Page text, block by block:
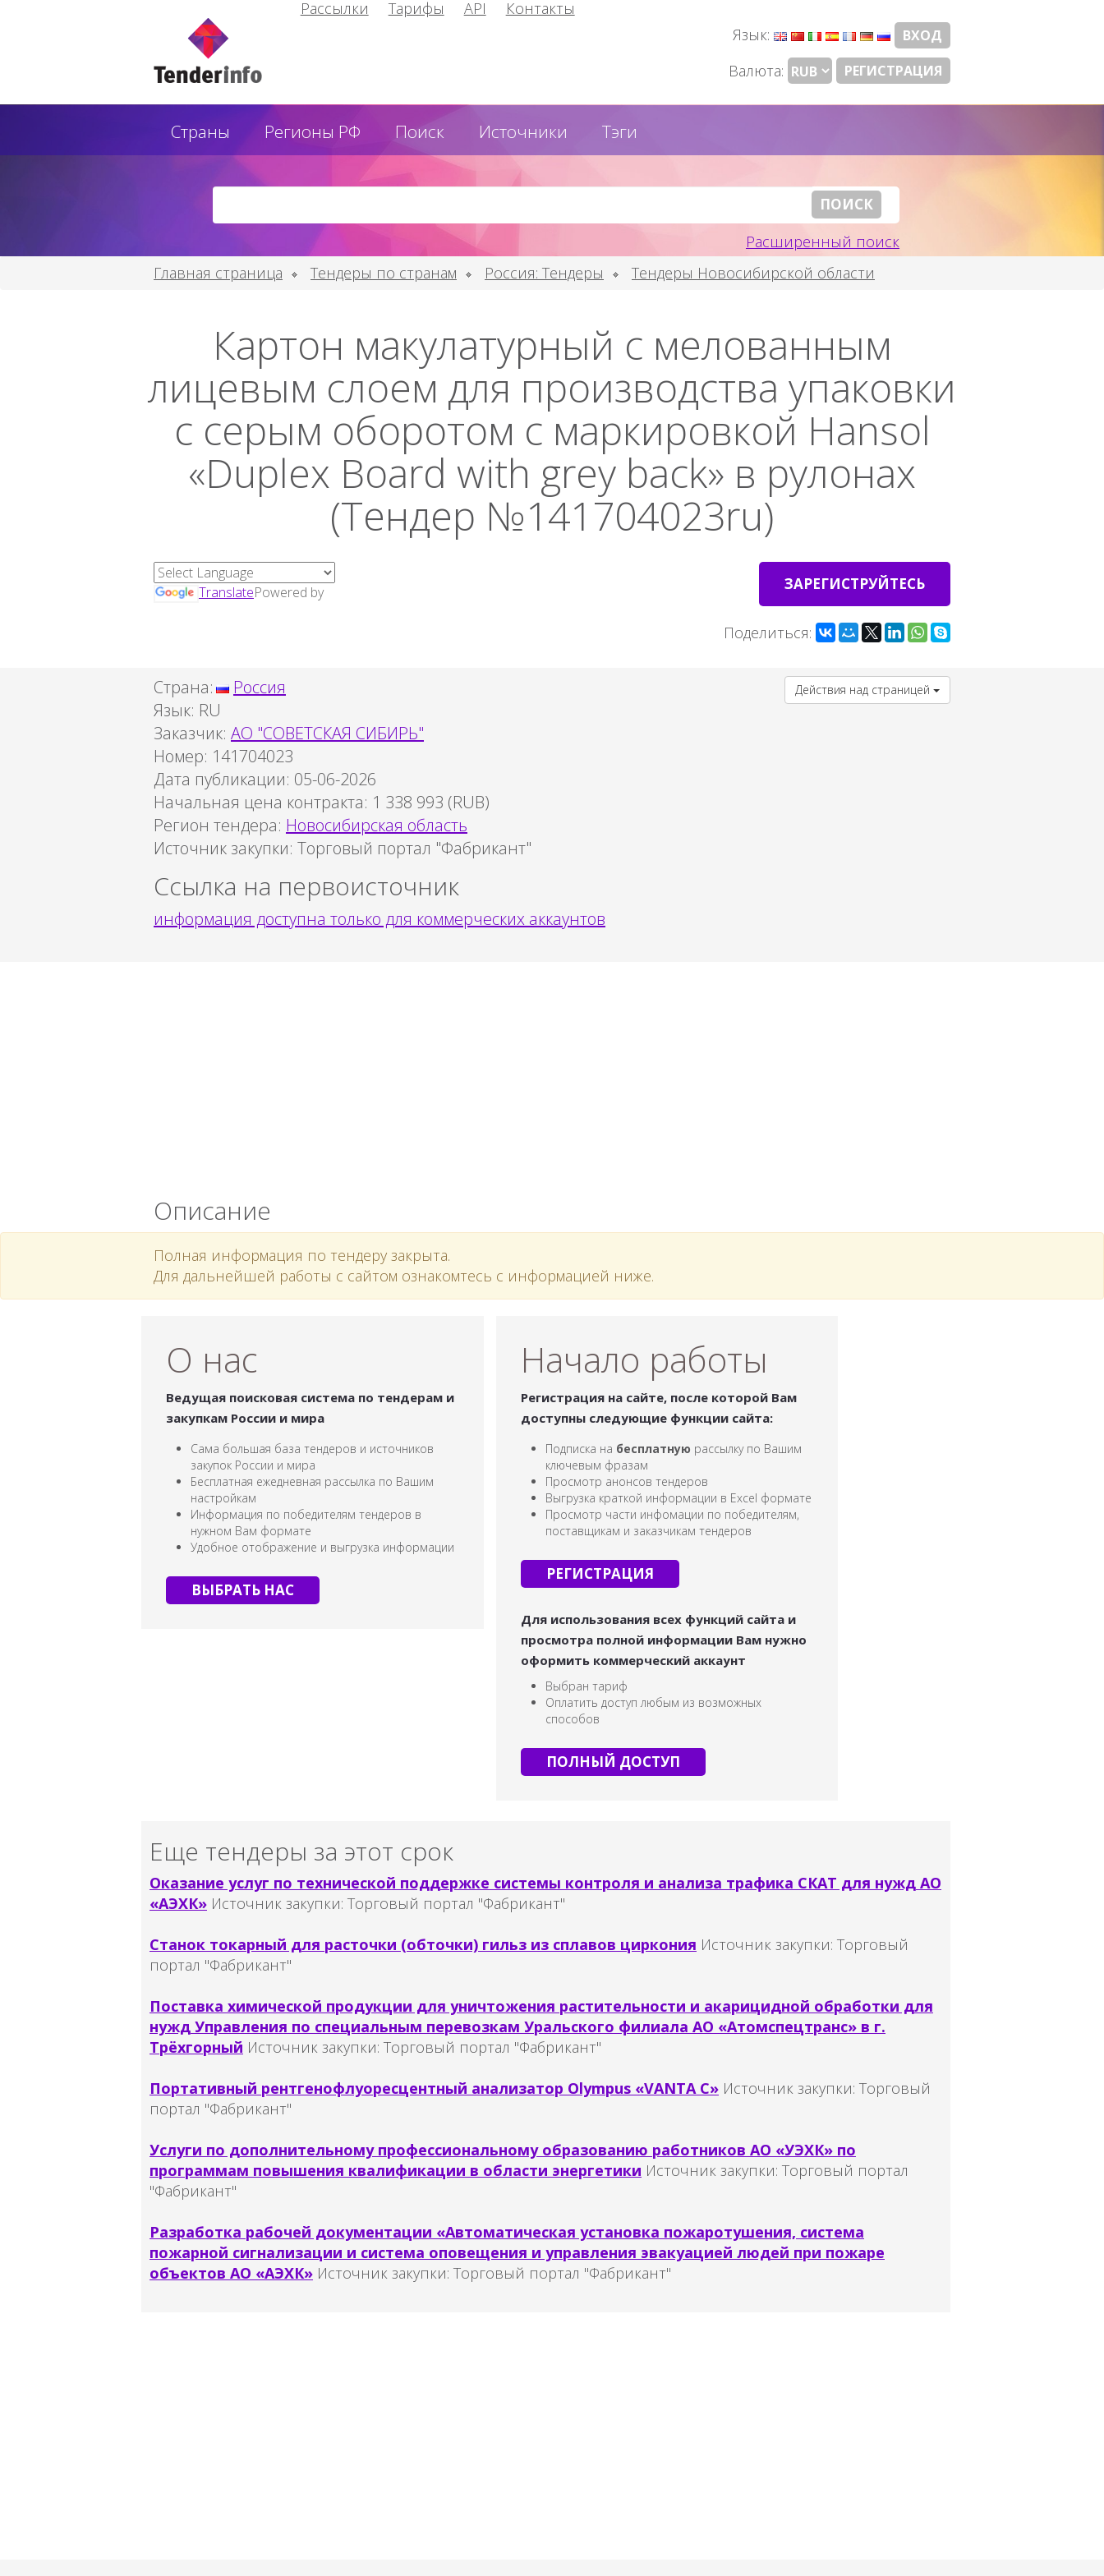
Рассылки Тарифы API
Контакты
Язык:
ВХОД
Валюта: РЕГИСТРАЦИЯ
Страны Регионы РФ Поиск Источники Тэги
Расширенный поиск
Главная страница
Тендеры по странам Россия: Тендеры Тендеры Новосибирской области
Картон макулатурный с мелованным
лицевым слоем для производства упаковки
с серым оборотом с маркировкой Hansol
«Duplex Board with grey back» в рулонах
(Тендер №141704023ru)
Powered by
Translate ЗАРЕГИСТРУЙТЕСЬ
Поделиться:
Страна:
Россия
Язык: RU
Заказчик: АО "СОВЕТСКАЯ СИБИРЬ"
Номер: 141704023
Дата публикации: 05-06-2026
Начальная цена контракта: 1 338 993 (RUB)
Регион тендера: Новосибирская область
Источник закупки: Торговый портал "Фабрикант"
Действия над страницей
Ссылка на первоисточник
информация доступна только для коммерческих аккаунтов
Описание
Полная информация по тендеру закрыта.
Для дальнейшей работы с сайтом ознакомтесь с информацией ниже.
О нас
Ведущая поисковая система по тендерам и
закупкам России и мира
Сама большая база тендеров и источников
закупок России и мира
Бесплатная ежедневная рассылка по Вашим
настройкам
Информация по победителям тендеров в
нужном Вам формате
Удобное отображение и выгрузка информации
ВЫБРАТЬ НАС
Начало работы
Регистрация на сайте, после которой Вам
доступны следующие функции сайта:
Подписка на бесплатную рассылку по Вашим
ключевым фразам
Просмотр анонсов тендеров
Выгрузка краткой информации в Excel формате
Просмотр части инфомации по победителям,
поставщикам и заказчикам тендеров
РЕГИСТРАЦИЯ
Для использования всех функций сайта и
просмотра полной информации Вам нужно
оформить коммерческий аккаунт
Выбран тариф
Оплатить доступ любым из возможных
способов
ПОЛНЫЙ ДОСТУП
Еще тендеры за этот срок
Оказание услуг по технической поддержке системы контроля и анализа трафика СКАТ для нужд АО
«АЭХК» Источник закупки: Торговый портал "Фабрикант"
Станок токарный для расточки (обточки) гильз из сплавов циркония Источник закупки: Торговый
портал "Фабрикант"
Поставка химической продукции для уничтожения растительности и акарицидной обработки для
нужд Управления по специальным перевозкам Уральского филиала АО «Атомспецтранс» в г.
Трёхгорный Источник закупки: Торговый портал "Фабрикант"
Портативный рентгенофлуоресцентный анализатор Olympus «VANTA C» Источник закупки: Торговый
портал "Фабрикант"
Услуги по дополнительному профессиональному образованию работников АО «УЭХК» по
программам повышения квалификации в области энергетики Источник закупки: Торговый портал
"Фабрикант"
Разработка рабочей документации «Автоматическая установка пожаротушения, система
пожарной сигнализации и система оповещения и управления эвакуацией людей при пожаре
объектов АО «АЭХК» Источник закупки: Торговый портал "Фабрикант"